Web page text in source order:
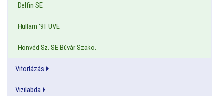
Delfin SE
Hullám '91 UVE
Honvéd Sz. SE Búvár Szako.
Vitorlázás
Vizilabda